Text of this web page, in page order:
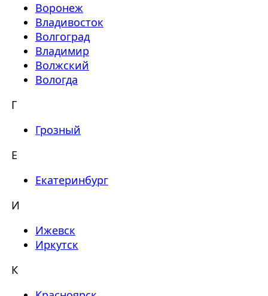
Воронеж
Владивосток
Волгоград
Владимир
Волжский
Вологда
Г
Грозный
Е
Екатеринбург
И
Ижевск
Иркутск
К